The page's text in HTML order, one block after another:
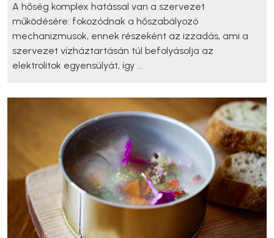
A hőség komplex hatással van a szervezet
működésére: fokozódnak a hőszabályozó
mechanizmusok, ennek részeként az izzadás, ami a
szervezet vízháztartásán túl befolyásolja az
elektrolitok egyensúlyát, így ...